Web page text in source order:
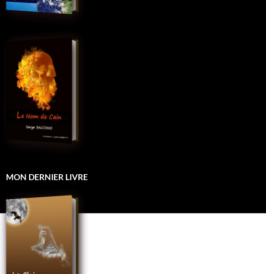
MON DERNIER LIVRE